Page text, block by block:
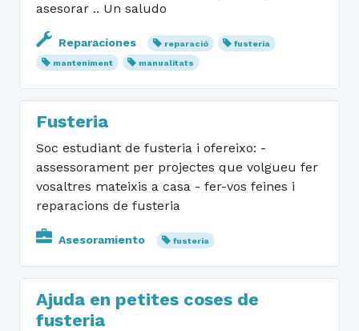
asesorar .. Un saludo
Reparaciones reparació
fusteria
manteniment
manualitats
Fusteria
Soc estudiant de fusteria i ofereixo: -
assessorament per projectes que volgueu fer
vosaltres mateixis a casa - fer-vos feines i
reparacions de fusteria
Asesoramiento fusteria
Ajuda en petites coses de
fusteria